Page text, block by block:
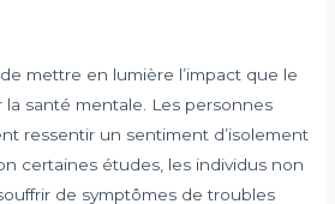
mettre en lumière l’impact que le
la santé mentale. Les personnes
ressentir un sentiment d’isolement
certaines études, les individus non
de symptômes de troubles